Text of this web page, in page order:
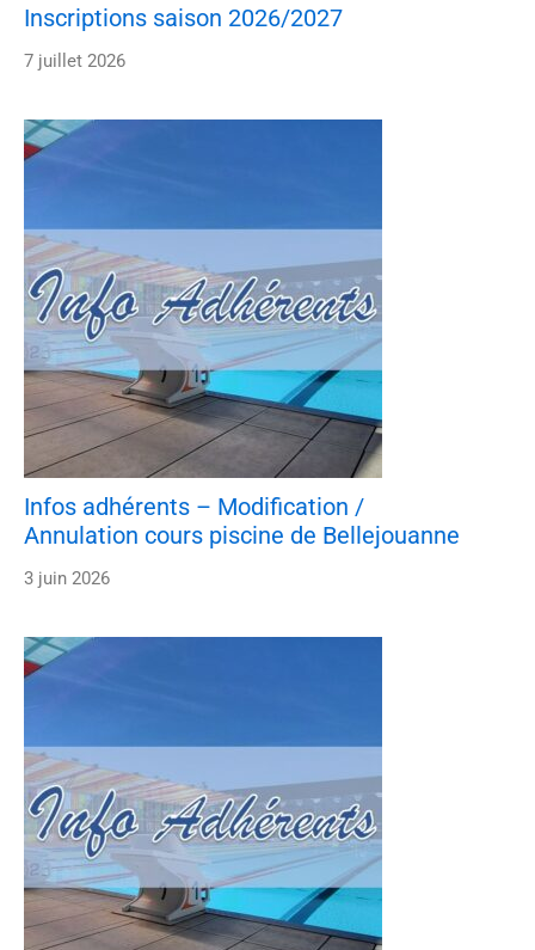
Inscriptions saison 2026/2027
7 juillet 2026
Infos adhérents – Modification /
Annulation cours piscine de Bellejouanne
3 juin 2026